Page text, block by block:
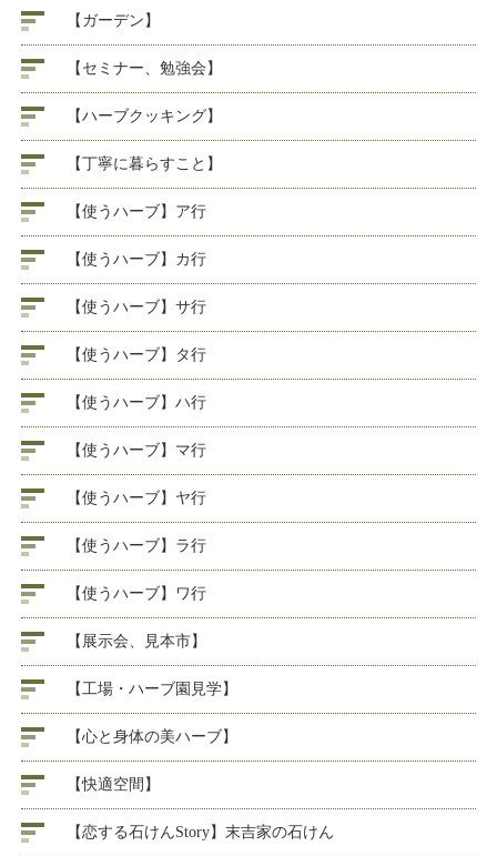
【ガーデン】
【セミナー、勉強会】
【ハーブクッキング】
【丁寧に暮らすこと】
【使うハーブ】ア行
【使うハーブ】カ行
【使うハーブ】サ行
【使うハーブ】タ行
【使うハーブ】ハ行
【使うハーブ】マ行
【使うハーブ】ヤ行
【使うハーブ】ラ行
【使うハーブ】ワ行
【展示会、見本市】
【工場・ハーブ園見学】
【心と身体の美ハーブ】
【快適空間】
【恋する石けんStory】末吉家の石けん